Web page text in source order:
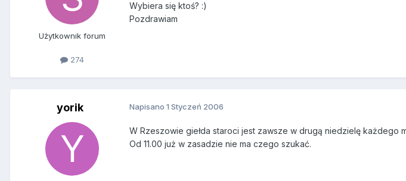
Użytkownik forum
274
Wybiera się ktoś? :)
Pozdrawiam
yorik Napisano 1 Styczeń 2006
W Rzeszowie giełda staroci jest zawsze w drugą niedzielę każdego
Od 11.00 już w zasadzie nie ma czego szukać.